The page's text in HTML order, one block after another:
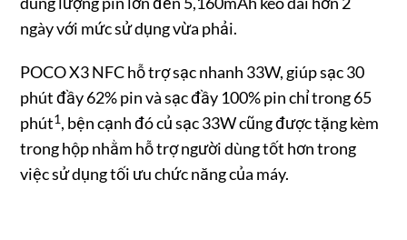
ngày với mức sử dụng vừa phải.
POCO X3 NFC hỗ trợ sạc nhanh 33W, giúp sạc 30
phút đầy 62% pin và sạc đầy 100% pin chỉ trong 65
phút1, bện cạnh đó củ sạc 33W cũng được tặng kèm
trong hộp nhằm hỗ trợ người dùng tốt hơn trong
việc sử dụng tối ưu chức năng của máy.